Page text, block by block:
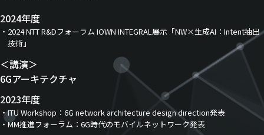
2024年度
2024 NTT R&Dフォーラム IOWN INTEGRAL展示「NW×生成AI：Intent抽出
技術」
＜講演＞
6Gアーキテクチャ
2023年度
ITU Workshop：6G network architecture design direction発表
MM推進フォーラム：6G時代のモバイルネットワーク発表